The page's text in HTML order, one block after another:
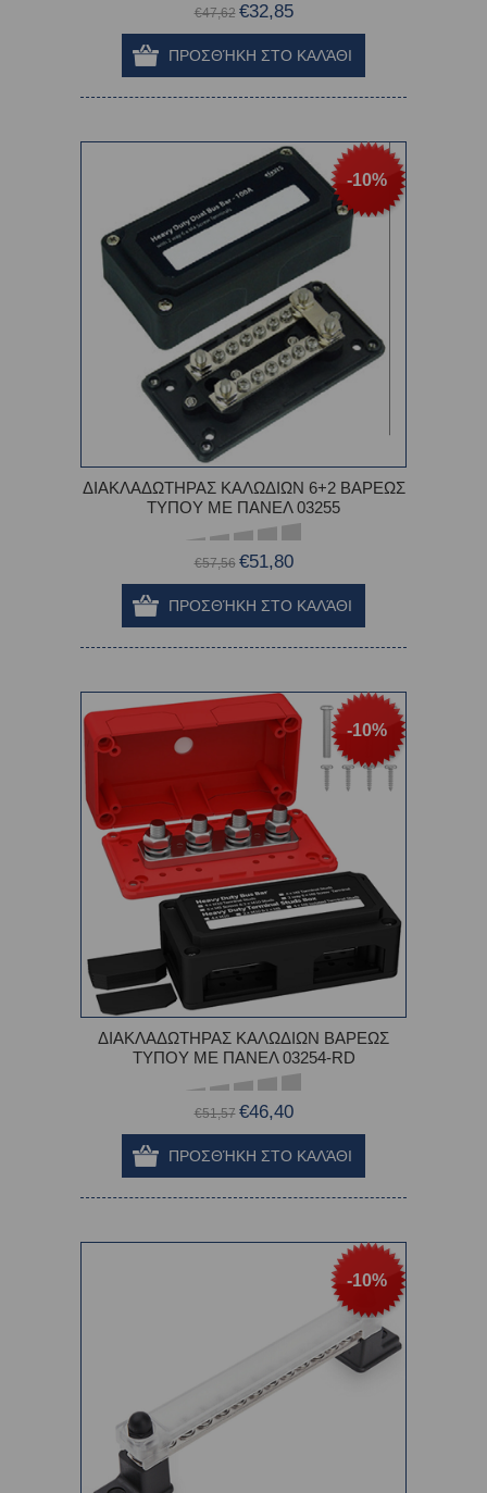
€47,62 €32,85
-10%
ΔΙΑΚΛΑΔΩΤΗΡΑΣ ΚΑΛΩΔΙΩΝ 6+2 ΒΑΡΕΩΣ
ΤΥΠΟΥ ΜΕ ΠΑΝΕΛ 03255
€57,56 €51,80
-10%
ΔΙΑΚΛΑΔΩΤΗΡΑΣ ΚΑΛΩΔΙΩΝ ΒΑΡΕΩΣ
ΤΥΠΟΥ ΜΕ ΠΑΝΕΛ 03254-RD
€51,57 €46,40
-10%